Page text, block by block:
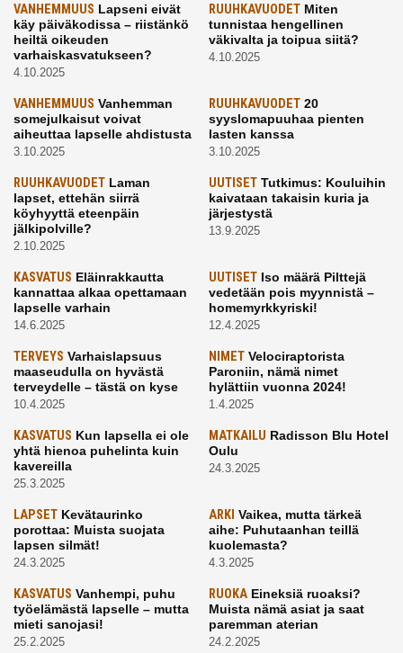
VANHEMMUUS Lapseni eivät
käy päiväkodissa – riistänkö
heiltä oikeuden
varhaiskasvatukseen?
4.10.2025
RUUHKAVUODETMiten
tunnistaa hengellinen
väkivalta ja toipua siitä?
4.10.2025
VANHEMMUUS Vanhemman
somejulkaisut voivat
aiheuttaa lapselle ahdistusta
3.10.2025
RUUHKAVUODET20
syyslomapuuhaa pienten
lasten kanssa
3.10.2025
RUUHKAVUODET Laman
lapset, ettehän siirrä
köyhyyttä eteenpäin
jälkipolville?
2.10.2025
UUTISETTutkimus: Kouluihin
kaivataan takaisin kuria ja
järjestystä
13.9.2025
KASVATUS Eläinrakkautta
kannattaa alkaa opettamaan
lapselle varhain
14.6.2025
UUTISETIso määrä Pilttejä
vedetään pois myynnistä –
homemyrkkyriski!
12.4.2025
TERVEYS Varhaislapsuus
maaseudulla on hyvästä
terveydelle – tästä on kyse
10.4.2025
NIMETVelociraptorista
Paroniin, nämä nimet
hylättiin vuonna 2024!
1.4.2025
KASVATUS Kun lapsella ei ole
yhtä hienoa puhelinta kuin
kavereilla
25.3.2025
MATKAILU Radisson Blu Hotel
Oulu
24.3.2025
LAPSET Kevätaurinko
porottaa: Muista suojata
lapsen silmät!
24.3.2025
ARKI Vaikea, mutta tärkeä
aihe: Puhutaanhan teillä
kuolemasta?
4.3.2025
KASVATUS Vanhempi, puhu
työelämästä lapselle – mutta
mieti sanojasi!
25.2.2025
RUOKAEineksiä ruoaksi?
Muista nämä asiat ja saat
paremman aterian
24.2.2025